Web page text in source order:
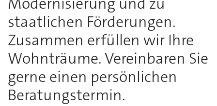
staatlichen Förderungen.
Zusammen erfüllen wir Ihre
Wohnträume. Vereinbaren Sie
gerne einen persönlichen
Beratungstermin.